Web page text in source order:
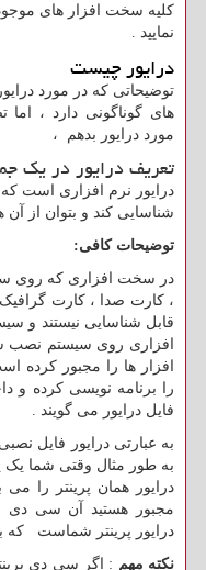
کلیه سخت افزار های موجود
نمایید .
درایور چیست
توضیحاتی که در مورد
های گوناگونی دارد ، اما
مورد درایور بدهم ،
تعریف درایور در یک
درایور نرم افزاری است
شناسایی کند و بتوان از آن
توضیحات کافی:
در سخت افزاری که روی
، کارت صدا ، کارت
قابل شناسایی نیستند و
افزاری روی سیستم نصب
افزار ها را مجبور کرده
را برنامه نویسی کرده و
فایل درایور می گویند .
به عبارتی درایور فایل
به طور مثال وقتی شما یک
درایور همان پرینتر را می
مجبور هستید آن سی دی
درایور پرینتر شماست
نکته مهم : اگر سی دی